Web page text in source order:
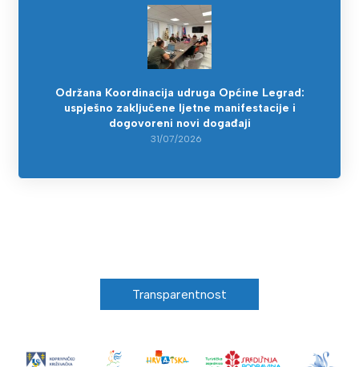
Održana Koordinacija udruga Općine Legrad:
uspješno zaključene ljetne manifestacije i
dogovoreni novi događaji
31/07/2026
Transparentnost